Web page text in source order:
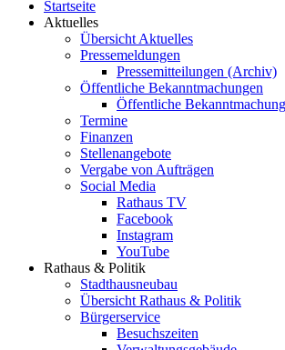
Startseite
Aktuelles
Übersicht Aktuelles
Pressemeldungen
Pressemitteilungen (Archiv)
Öffentliche Bekanntmachungen
Öffentliche
Termine
Finanzen
Stellenangebote
Vergabe von Aufträgen
Social Media
Rathaus TV
Facebook
Instagram
YouTube
Rathaus & Politik
Stadthausneubau
Übersicht Rathaus & Politik
Bürgerservice
Besuchszeiten